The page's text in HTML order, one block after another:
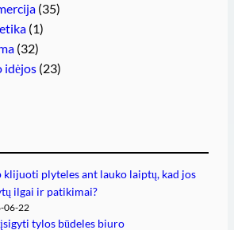
(35)
(1)
(32)
idėjos (23)
klijuoti plyteles ant lauko laiptų, kad jos
ilgai ir patikimai?
06-22
tylos būdeles biuro